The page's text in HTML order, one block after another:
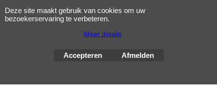
ShopFactory webwinkel
software.
Deze site maakt gebruik van cookies om uw
bezoekerservaring te verbeteren.
Meer details
Accepteren Afmelden